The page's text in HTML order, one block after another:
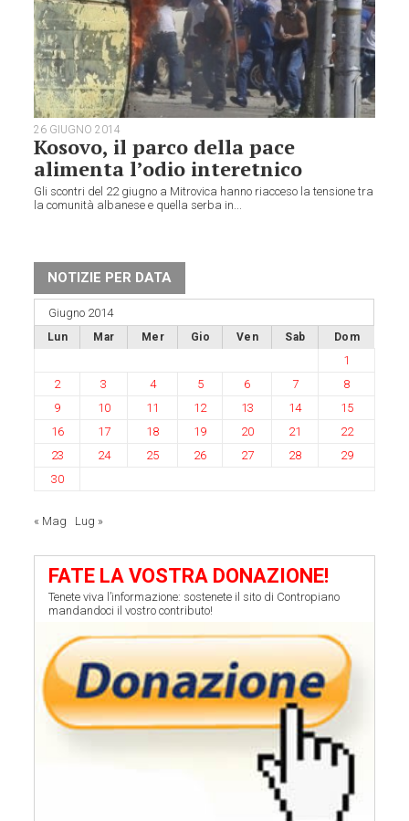
26 GIUGNO 2014
Kosovo, il parco della pace
alimenta l’odio interetnico
Gli scontri del 22 giugno a Mitrovica hanno riacceso la tensione tra
la comunità albanese e quella serba in...
NOTIZIE PER DATA
Giugno 2014
Lun Mar Mer Gio Ven Sab Dom
1
2
3 4 5 6 7
8
9
10 11 12 13 14
15
16
17 18 19 20 21
22
23
24 25 26 27 28
29
30
« Mag Lug »
FATE LA VOSTRA DONAZIONE!
Tenete viva l’informazione: sostenete il sito di Contropiano
mandandoci il vostro contributo!